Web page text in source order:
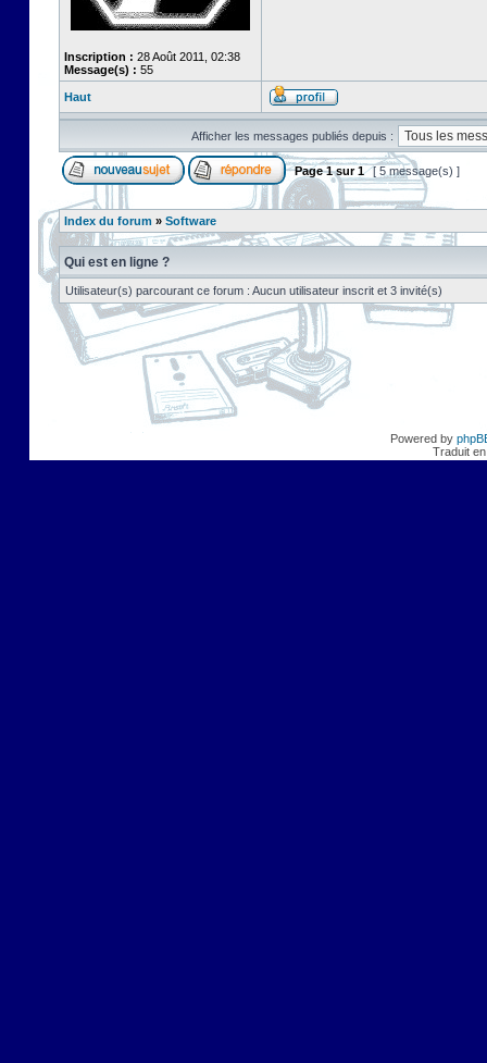
Inscription : 28 Août 2011, 02:38
Message(s) : 55
Haut
Afficher les messages publiés depuis :
Page1sur1 [ 5 message(s) ]
Index du forum » Software
Qui est en ligne ?
Utilisateur(s) parcourant ce forum : Aucun utilisateur inscrit et 3 invité(s)
Powered by
Traduit